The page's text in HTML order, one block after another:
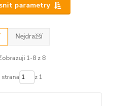
parametry
Nejdražší
1-8 z 8
strana z 1